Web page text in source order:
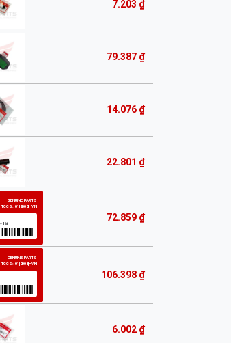
7.203 ₫
79.387 ₫
14.076 ₫
22.801 ₫
72.859 ₫
106.398 ₫
6.002 ₫